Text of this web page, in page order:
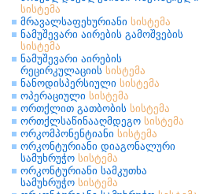
სისტემა
მრავალსაფეხურიანი სისტემა
ნამუშევარი აირების გამოშვების
სისტემა
ნამუშევარი აირების
რეცირკულაციის სისტემა
ნანოდისპერსიული სისტემა
ოპერაციული სისტემა
ორთქლით გათბობის სისტემა
ორთქლსაწინააღმდეგო სისტემა
ორკომპონენტიანი სისტემა
ორკონტურიანი დიაგონალური
სამუხრუჭო სისტემა
ორკონტურიანი სამკუთხა
სამუხრუჭო სისტემა